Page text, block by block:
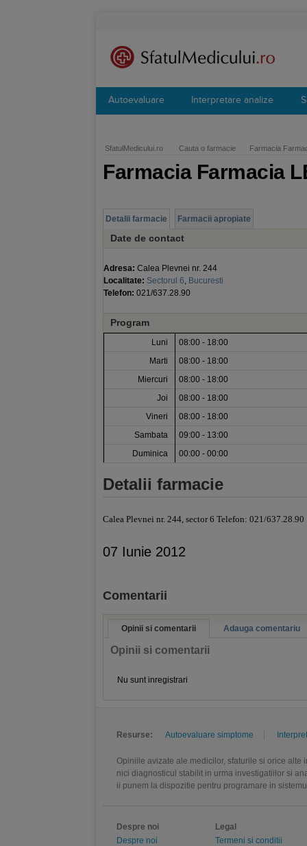
Autoevaluare Interpretare analize
SfatulMedicului.ro Cauta o farmacie Farmacia
Farmacia Farmacia
Detalii farmacie Farmacii apropiate
Date de contact
Adresa: Calea Plevnei nr. 244
Localitate: Sectorul 6, Bucuresti
Telefon: 021/637.28.90
Program
Luni
08:00 - 18:00
Marti
08:00 - 18:00
Miercuri
08:00 - 18:00
Joi
08:00 - 18:00
Vineri
08:00 - 18:00
Sambata
09:00 - 13:00
Duminica
00:00 - 00:00
Detalii farmacie
Calea Plevnei nr. 244, sector 6 Telefon: 021/637.28.90
07 Iunie 2012
Comentarii
Opinii si comentarii Adauga comentariu
Opinii si comentarii
Nu sunt inregistrari
Resurse: Autoevaluare simptome
Opiniile avizate ale medicilor, sfaturile si orice
nici diagnosticul stabilit in urma investigatiilor si
ii punem la dispozitie pentru programare in
Despre noi
Despre noi
Legal
Termeni si conditii